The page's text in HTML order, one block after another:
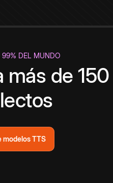
99% DEL MUNDO
más de
modelos TTS